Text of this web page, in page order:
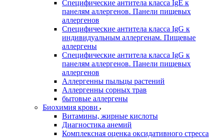
Специфические антитела класса IgE к
панелям аллергенов. Панели пищевых
аллергенов
Специфические антитела класса IgG к
индивидуальным аллергенам. Пищевые
аллергены
Специфические антитела класса IgG к
панелям аллергенов. Панели пищевых
аллергенов
Аллергенны пыльцы растений
Аллергенны сорных трав
бытовые аллергены
Биохимия крови
Витамины, жирные кислоты
Диагностика анемий
Комплексная оценка оксидативного стресса